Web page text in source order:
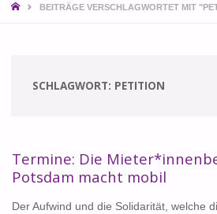
STARTBEITRÄGE VERSCHLAGWORTET MIT
SCHLAGWORT: PETITION
Termine: Die
Potsdam macht mobil
Der Aufwind und die Solidarität, welche